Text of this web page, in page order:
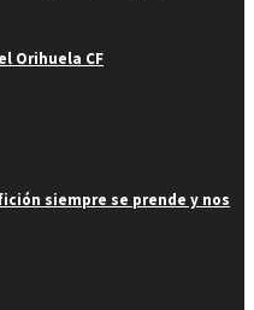
Orihuela CF
siempre se prende y nos